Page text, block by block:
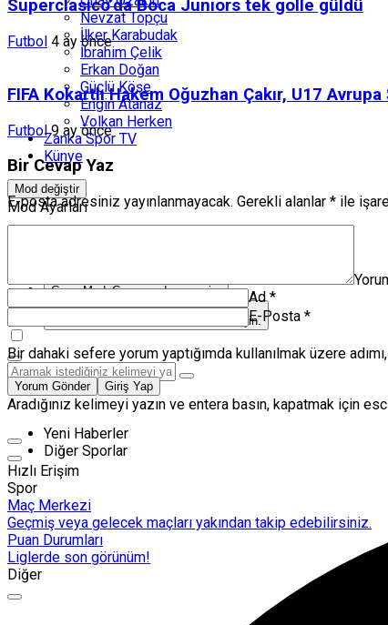
Nevzat Topçu
İlker Karabudak
İbrahim Çelik
Erkan Doğan
Güçlü Köşe
Engin Atanaz
Volkan Herken
Zanka Spor TV
Künye
Mod değiştir
Mod Ayarları
Gece ModuGece modunu seçin.
Sistem modunu seçin.
Aradığınız kelimeyi yazın ve entera basın, kapatmak için esc
Hızlı Erişim
Spor
Maç Merkezi
Geçmiş veya gelecek maçları yakından takip edebilirsiniz.
Puan Durumları
Liglerde son görünüm!
Diğer
Superclasico’da Boca Juniors tek golle güldü
Futbol 4 ay önce
FIFA Kokartlı Hakem Oğuzhan Çakır, U17
Futbol 9 ay önce
Bir Cevap Yaz
E-posta adresiniz yayınlanmayacak. Gerekli alanlar * ile
Ad*
E-Posta *
Bir dahaki sefere yorum yaptığımda kullanılmak üzere
Yorum Gönder Giriş Yap
Yeni Haberler
Diğer Sporlar